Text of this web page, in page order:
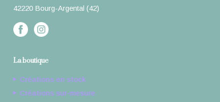
42220 Bourg-Argental (42)
La boutique
Créations en stock
Créations sur-mesure